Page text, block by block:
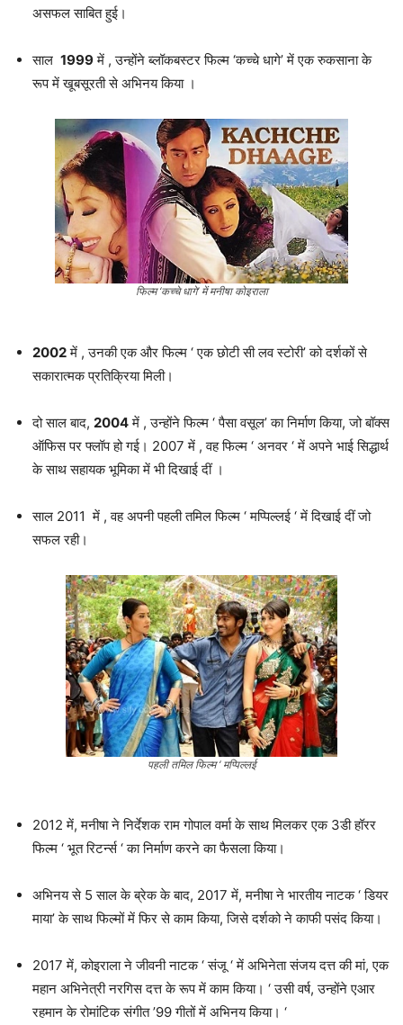
असफल साबित हुई।
साल 1999में , उन्होंने ब्लॉकबस्टर फिल्म ‘कच्चे धागे’ में एक रुकसाना के
रूप में खूबसूरती से अभिनय किया ।
फिल्म ‘कच्चे धागे’ में मनीषा कोइराला
2002में , उनकी एक और फिल्म ‘ एक छोटी सी लव स्टोरी’ को दर्शकों से
सकारात्मक प्रतिक्रिया मिली।
दो साल बाद, 2004में , उन्होंने फिल्म ‘ पैसा वसूल’ का निर्माण किया, जो बॉक्स
ऑफिस पर फ्लॉप हो गई। 2007 में , वह फिल्म ‘ अनवर ‘ में अपने भाई सिद्धार्थ
के साथ सहायक भूमिका में भी दिखाई दीं ।
साल 2011 में , वह अपनी पहली तमिल फिल्म ‘ मप्पिल्लई ‘ में दिखाई दीं जो
सफल रही।
पहली तमिल फिल्म ‘ मप्पिल्लई
2012 में, मनीषा ने निर्देशक राम गोपाल वर्मा के साथ मिलकर एक 3डी हॉरर
फिल्म ‘ भूत रिटर्न्स ‘ का निर्माण करने का फैसला किया।
अभिनय से 5 साल के ब्रेक के बाद, 2017 में, मनीषा ने भारतीय नाटक ‘ डियर
माया’ के साथ फिल्मों में फिर से काम किया, जिसे दर्शको ने काफी पसंद किया।
2017 में, कोइराला ने जीवनी नाटक ‘ संजू ‘ में अभिनेता संजय दत्त की मां, एक
महान अभिनेत्री नरगिस दत्त के रूप में काम किया। ‘ उसी वर्ष, उन्होंने एआर
रहमान के रोमांटिक संगीत ’99 गीतों में अभिनय किया। ‘